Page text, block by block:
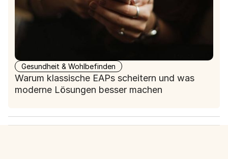
Gesundheit & Wohlbefinden
Warum klassische EAPs scheitern und was
moderne Lösungen besser machen